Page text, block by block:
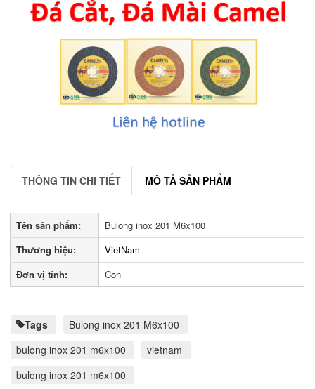
THÔNG TIN CHI TIẾT MÔ TẢ SẢN PHẨM
Tên sản phẩm:
Bulong inox 201 M6x100
Thương hiệu:
VietNam
Đơn vị tính:
Con
Tags
Bulong inox 201 M6x100
bulong inox 201 m6x100
vietnam
bulong inox 201 m6x100